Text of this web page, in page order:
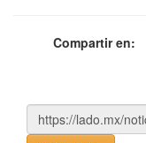
Compartir en: